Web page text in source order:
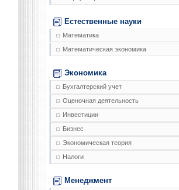
Естественные науки
Математика
Математическая экономика
Экономика
Бухгалтерский учет
Оценочная деятельность
Инвестиции
Бизнес
Экономическая теория
Налоги
Менеджмент